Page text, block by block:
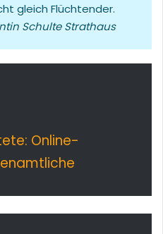
gleich Flüchtender.
Schulte Strathaus
Online-